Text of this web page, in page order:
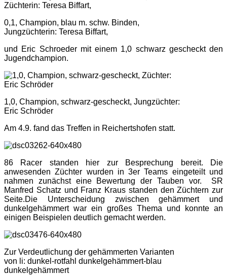
0,1, Champion, blau m. schw. Binden,
Jungzüchterin: Teresa Biffart,
und Eric Schroeder mit einem 1,0 schwarz gescheckt den
Jugendchampion.
1,0, Champion, schwarz-gescheckt, Jungzüchter:
Eric Schröder
Am 4.9. fand das Treffen in Reichertshofen statt.
86 Racer standen hier zur Besprechung bereit. Die
anwesenden Züchter wurden in 3er Teams eingeteilt und
nahmen zunächst eine Bewertung der Tauben vor. SR
Manfred Schatz und Franz Kraus standen den Züchtern zur
Seite.Die Unterscheidung zwischen gehämmert und
dunkelgehämmert war ein großes Thema und konnte an
einigen Beispielen deutlich gemacht werden.
Zur Verdeutlichung der gehämmerten Varianten
von li: dunkel-rotfahl dunkelgehämmert-blau
dunkelgehämmert